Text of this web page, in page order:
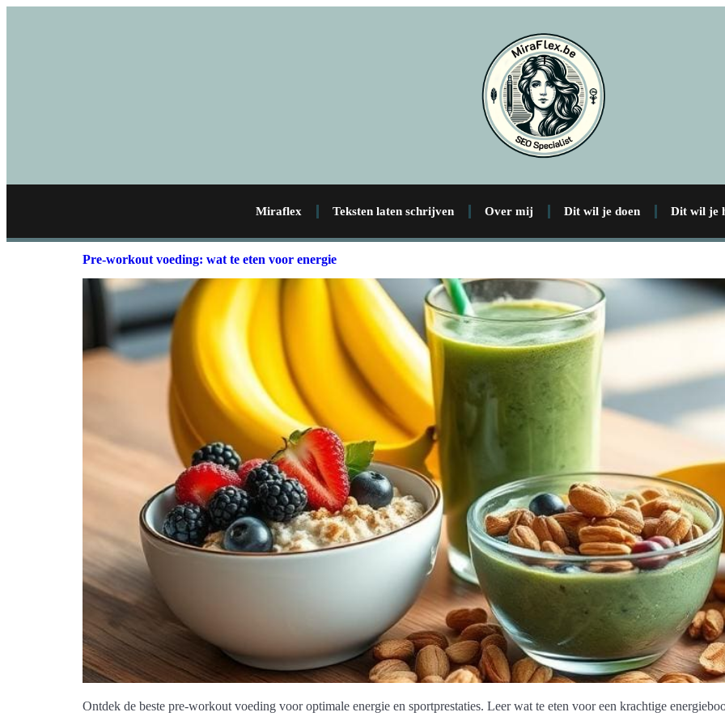
Miraflex Teksten laten schrijven Over mij Dit wil je doen Dit wil je
Pre-workout voeding: wat te eten voor energie
Ontdek de beste pre-workout voeding voor optimale energie en sportprestaties. Leer wat te eten voor een krachtige